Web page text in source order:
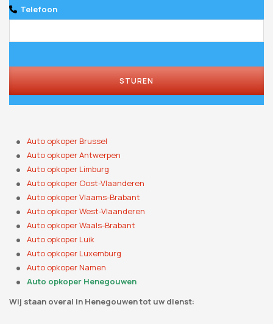
Telefoon
STUREN
Auto opkoper Brussel
Auto opkoper Antwerpen
Auto opkoper Limburg
Auto opkoper Oost-Vlaanderen
Auto opkoper Vlaams-Brabant
Auto opkoper West-Vlaanderen
Auto opkoper Waals-Brabant
Auto opkoper Luik
Auto opkoper Luxemburg
Auto opkoper Namen
Auto opkoper Henegouwen
Wij staan ​​overal in Henegouwen tot uw dienst: